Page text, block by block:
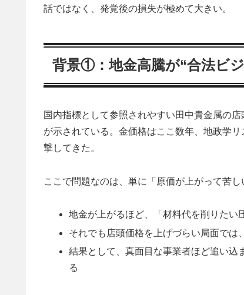
話ではなく、発覚後の損失が極めて大きい。
背景①：地金高騰が“合法ビ
国内指標として参照されやすい田中貴金属の
が示されている。金価格はここ数年、地政学
撃してきた。
ここで問題なのは、単に「原価が上がって苦し
地金が上がるほど、「材料代を削りたい
それでも店頭価格を上げづらい局面では
結果として、真面目な事業者ほど追い込
る